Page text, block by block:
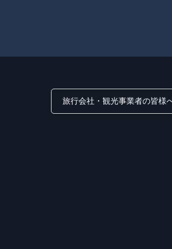
旅行会社・観光事業者の皆様